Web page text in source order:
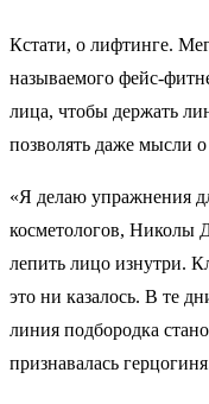
Кстати, о лифтинге.
называемого фейс-
лица, чтобы держать
позволять даже мысли
«Я делаю упражнения
косметологов, Николы
лепить лицо изнутри.
это ни казалось. В те
линия подбородка
признавалась